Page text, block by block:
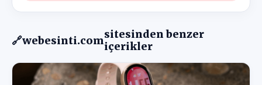
🔗webesinti.comsitesinden benzer
içerikler